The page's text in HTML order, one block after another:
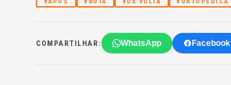
COMPARTILHAR: WhatsApp Facebook